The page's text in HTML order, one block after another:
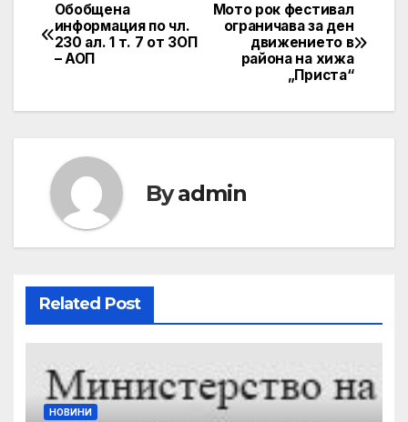
Post
navigation
Мото рок фестивал
ограничава за ден
движението в
района на хижа
„Приста“
Обобщена
информация по чл.
230 ал. 1 т. 7 от ЗОП
– АОП
Byadmin
Related Post
НОВИНИ